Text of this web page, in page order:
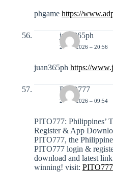
phgame https://
juan365ph
24-01-2026 – 20:56
juan365ph https://
PITO777
26-01-2026 – 09:54
PITO777: Philippines’
Register & App
PITO777, the
PITO777 login &
download and latest
winning! visit: PITO777